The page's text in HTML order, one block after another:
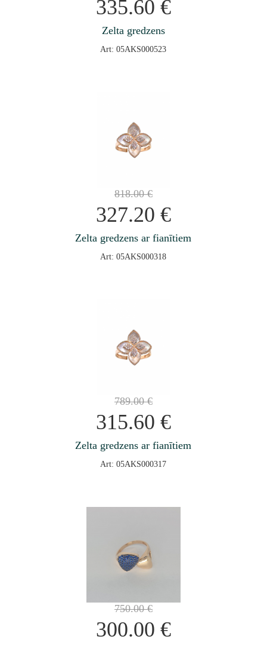
335.60 €
Zelta gredzens
Art: 05AKS000523
818.00€
327.20 €
Zelta gredzens ar fianītiem
Art: 05AKS000318
789.00€
315.60 €
Zelta gredzens ar fianītiem
Art: 05AKS000317
750.00€
300.00 €